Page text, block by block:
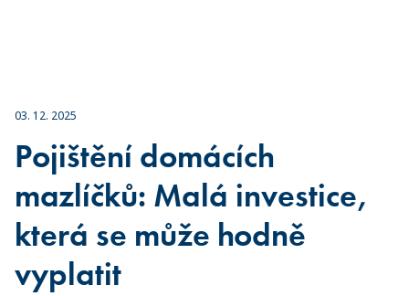
03. 12. 2025
Pojištění domácích
mazlíčků: Malá investice,
která se může hodně
vyplatit